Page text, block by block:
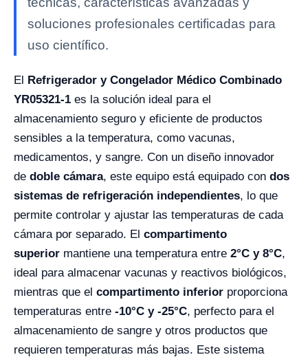
soluciones profesionales certificadas para
uso científico.
El Refrigerador y Congelador Médico Combinado
YR05321-1 es la solución ideal para el
almacenamiento seguro y eficiente de productos
sensibles a la temperatura, como vacunas,
medicamentos, y sangre. Con un diseño innovador
de doble cámara, este equipo está equipado con dos
sistemas de refrigeración independientes, lo que
permite controlar y ajustar las temperaturas de cada
cámara por separado. El compartimento
superior mantiene una temperatura entre 2°C y 8°C,
ideal para almacenar vacunas y reactivos biológicos,
mientras que el compartimento inferior proporciona
temperaturas entre -10°C y -25°C, perfecto para el
almacenamiento de sangre y otros productos que
requieren temperaturas más bajas. Este sistema